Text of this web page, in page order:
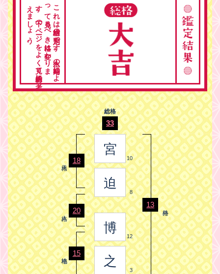
こ
れ
は
総格の
判定で
す
。
人生の
時期に
よ
っ
て
見る
べ
き
格は
変わ
り
ま
す
。
下の
ペ
ージ
を
よ
く
見て
総合的に
考
え
ま
し
ょ
う
。
総格
33
宮
10
迫
8
18
20
博
12
之
3
15
13